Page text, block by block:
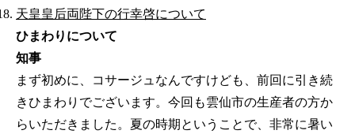
天皇皇后両陛下の行幸啓について
ひまわりについて
知事
まず初めに、コサージュなんですけども、前回に引き続
きひまわりでございます。今回も雲仙市の生産者の方か
らいただきました。夏の時期ということで、非常に暑い